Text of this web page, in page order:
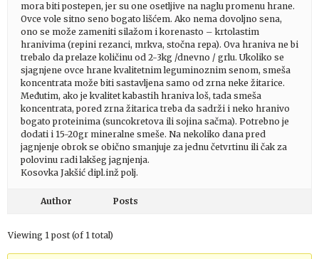
mora biti postepen, jer su one osetljive na naglu promenu hrane.
Ovce vole sitno seno bogato lišćem. Ako nema dovoljno sena,
ono se može zameniti silažom i korenasto – krtolastim
hranivima (repini rezanci, mrkva, stočna repa). Ova hraniva ne bi
trebalo da prelaze količinu od 2-3kg /dnevno / grlu. Ukoliko se
sjagnjene ovce hrane kvalitetnim leguminoznim senom, smeša
koncentrata može biti sastavljena samo od zrna neke žitarice.
Međutim, ako je kvalitet kabastih hraniva loš, tada smeša
koncentrata, pored zrna žitarica treba da sadrži i neko hranivo
bogato proteinima (suncokretova ili sojina sačma). Potrebno je
dodati i 15-20gr mineralne smeše. Na nekoliko dana pred
jagnjenje obrok se obično smanjuje za jednu četvrtinu ili čak za
polovinu radi lakšeg jagnjenja.
Kosovka Jakšić dipl.inž polj.
Author Posts
Viewing 1 post (of 1 total)